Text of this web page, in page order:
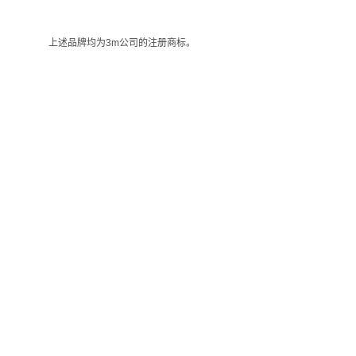
上述品牌均为3m公司的注册商标。